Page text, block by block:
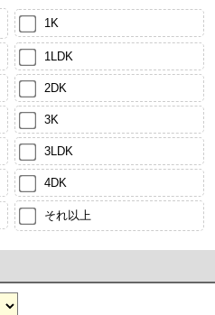
1K
1LDK
2DK
3K
3LDK
4DK
それ以上